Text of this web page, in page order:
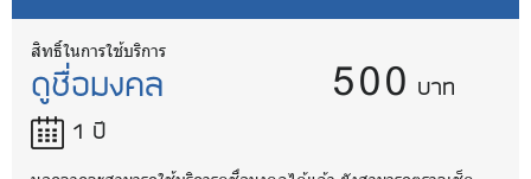
สิทธิ์ในการใช้บริการ
ดูชื่อมงคล
1 ปี
500 บาท